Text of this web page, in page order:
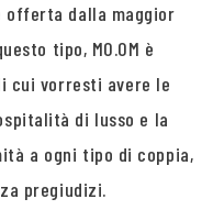
offerta dalla maggior
tipo, MO.OM è
cui vorresti avere le
di lusso e la
a ogni tipo di coppia,
pregiudizi.